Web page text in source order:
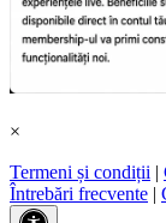
×
Termeni și condiții |
Întrebări frecvente |